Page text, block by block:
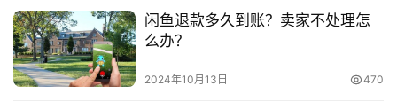
电
商
创
业
投稿
量的老链接来说，可以直接对精准人群进行优化。对于新链
接来说，初期的3-4天左右接入直通车进行人群的筛选，但
是前期产品要有基础再去开车。测人群一般在测词、测款之
闲鱼退款多久到账？卖家不处理怎
么办？
2024年10月13日 470